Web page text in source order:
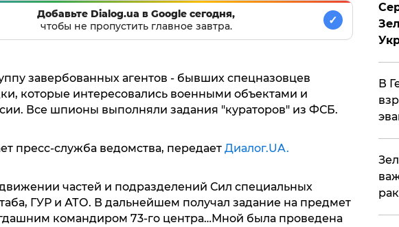
Добавьте Dialog.ua в Google сегодня,
чтобы не пропустить главное завтра.
✓
завербованных агентов - бывших спецназовцев
которые интересовались военными объектами и
Все шпионы выполняли задания "кураторов" из ФСБ.
пресс-служба ведомства, передает Диалог.UA.
частей и подразделений Сил специальных
ГУР и АТО. В дальнейшем получал задание на предмет
командиром 73-го центра…Мной была проведена
В